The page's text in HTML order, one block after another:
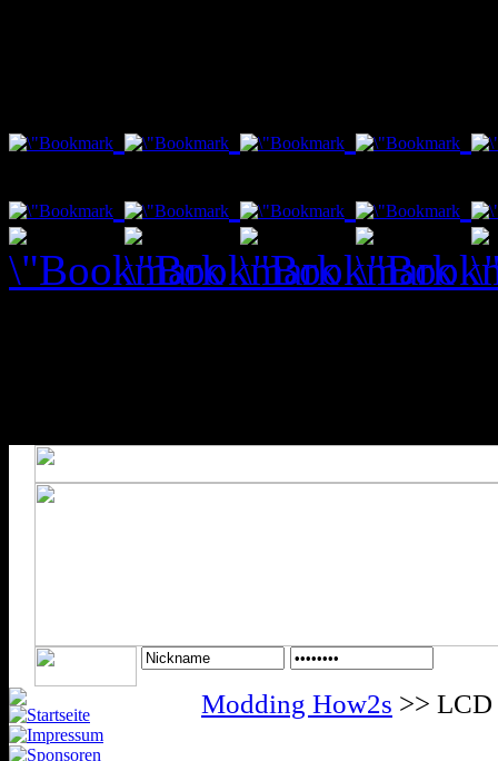
Modding How2s >> LCD